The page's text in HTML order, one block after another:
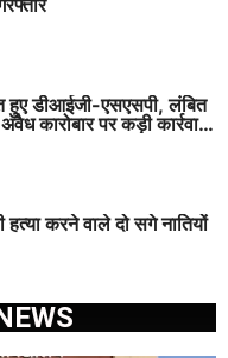
हुए डीआईजी-एसएसपी, लंबित
कारोबार पर कड़ी कार्रवाई
करने वाले दो सगे नातियों